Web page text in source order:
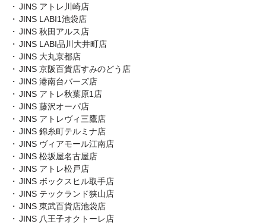
JINS アトレ川崎店
JINS LABI1池袋店
JINS 秋田アルス店
JINS LABI品川大井町店
JINS 大丸京都店
JINS 京阪百貨店すみのどう店
JINS 港南台バーズ店
JINS アトレ秋葉原1店
JINS 藤沢オーパ店
JINS アトレヴィ三鷹店
JINS 錦糸町テルミナ店
JINS ヴィアモール江南店
JINS 松坂屋名古屋店
JINS アトレ松戸店
JINS ボックスヒル取手店
JINS テックランド狭山店
JINS 東武百貨店池袋店
JINS 八王子オクトーレ店